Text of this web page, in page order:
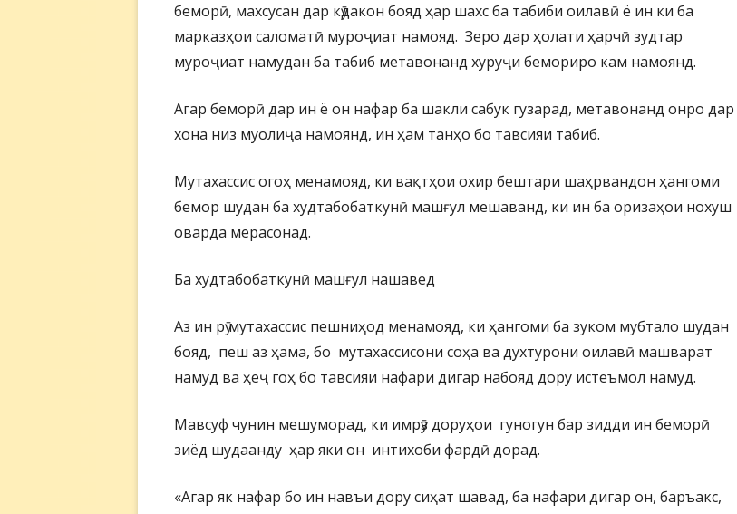
беморӣ, махсусан дар кӯдакон бояд ҳар шахс ба табиби оилавӣ ё ин ки ба
марказҳои саломатӣ муроҷиат намояд. Зеро дар ҳолати ҳарчӣ зудтар
муроҷиат намудан ба табиб метавонанд хуруҷи бемориро кам намоянд.
Агар беморӣ дар ин ё он нафар ба шакли сабук гузарад, метавонанд онро дар
хона низ муолиҷа намоянд, ин ҳам танҳо бо тавсияи табиб.
Мутахассис огоҳ менамояд, ки вақтҳои охир бештари шаҳрвандон ҳангоми
бемор шудан ба худтабобаткунӣ машғул мешаванд, ки ин ба оризаҳои нохуш
оварда мерасонад.
Ба худтабобаткунӣ машғул нашавед
Аз ин рӯ мутахассис пешниҳод менамояд, ки ҳангоми ба зуком мубтало шудан
бояд, пеш аз ҳама, бо мутахассисони соҳа ва духтурони оилавӣ машварат
намуд ва ҳеҷ гоҳ бо тавсияи нафари дигар набояд дору истеъмол намуд.
Мавсуф чунин мешуморад, ки имрӯз доруҳои гуногун бар зидди ин беморӣ
зиёд шудаанду ҳар яки он интихоби фардӣ дорад.
«Агар як нафар бо ин навъи дору сиҳат шавад, ба нафари дигар он, баръакс,